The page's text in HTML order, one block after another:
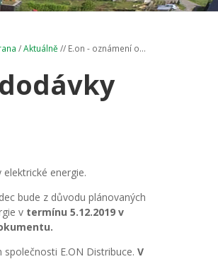
/Aktuálně // E.on - oznámení o...
energie.
bude z důvodu plánovaných
v termínu 5.12.2019 v
E.ON Distribuce. V